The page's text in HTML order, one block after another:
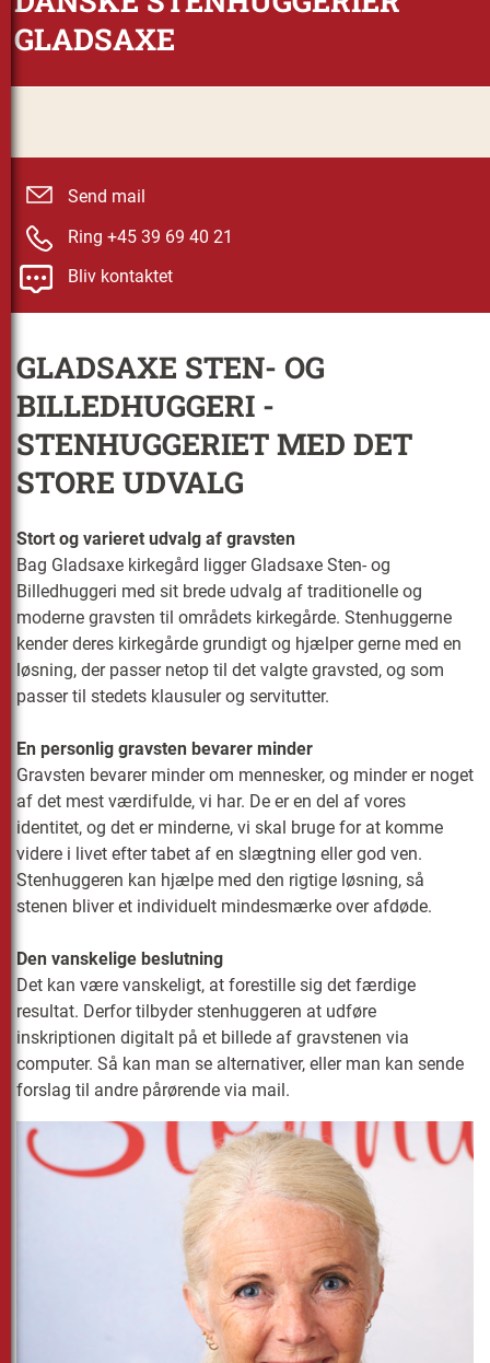
GLADSAXE
Send mail
Ring +45 39 69 40 21
Bliv kontaktet
GLADSAXE STEN- OG
BILLEDHUGGERI -
STENHUGGERIET MED DET
STORE UDVALG
Stort og varieret udvalg af gravsten
Bag Gladsaxe kirkegård ligger Gladsaxe Sten- og
Billedhuggeri med sit brede udvalg af traditionelle og
moderne gravsten til områdets kirkegårde. Stenhuggerne
kender deres kirkegårde grundigt og hjælper gerne med en
løsning, der passer netop til det valgte gravsted, og som
passer til stedets klausuler og servitutter.
En personlig gravsten bevarer minder
Gravsten bevarer minder om mennesker, og minder er noget
af det mest værdifulde, vi har. De er en del af vores
identitet, og det er minderne, vi skal bruge for at komme
videre i livet efter tabet af en slægtning eller god ven.
Stenhuggeren kan hjælpe med den rigtige løsning, så
stenen bliver et individuelt mindesmærke over afdøde.
Den vanskelige beslutning
Det kan være vanskeligt, at forestille sig det færdige
resultat. Derfor tilbyder stenhuggeren at udføre
inskriptionen digitalt på et billede af gravstenen via
computer. Så kan man se alternativer, eller man kan sende
forslag til andre pårørende via mail.